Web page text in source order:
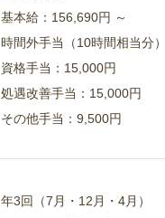
基本給：156,690円 ～
時間外手当（10時間相当分
資格手当：15,000円
処遇改善手当：15,000円
その他手当：9,500円
年3回（7月・12月・4月）